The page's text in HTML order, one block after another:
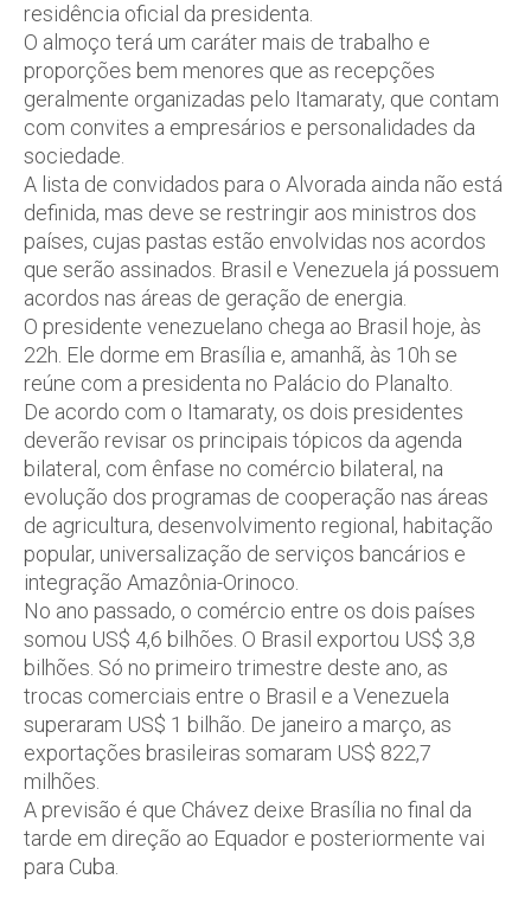
residência oficial da presidenta.
O almoço terá um caráter mais de trabalho e
proporções bem menores que as recepções
geralmente organizadas pelo Itamaraty, que contam
com convites a empresários e personalidades da
sociedade.
A lista de convidados para o Alvorada ainda não está
definida, mas deve se restringir aos ministros dos
países, cujas pastas estão envolvidas nos acordos
que serão assinados. Brasil e Venezuela já possuem
acordos nas áreas de geração de energia.
O presidente venezuelano chega ao Brasil hoje, às
22h. Ele dorme em Brasília e, amanhã, às 10h se
reúne com a presidenta no Palácio do Planalto.
De acordo com o Itamaraty, os dois presidentes
deverão revisar os principais tópicos da agenda
bilateral, com ênfase no comércio bilateral, na
evolução dos programas de cooperação nas áreas
de agricultura, desenvolvimento regional, habitação
popular, universalização de serviços bancários e
integração Amazônia-Orinoco.
No ano passado, o comércio entre os dois países
somou US$ 4,6 bilhões. O Brasil exportou US$ 3,8
bilhões. Só no primeiro trimestre deste ano, as
trocas comerciais entre o Brasil e a Venezuela
superaram US$ 1 bilhão. De janeiro a março, as
exportações brasileiras somaram US$ 822,7
milhões.
A previsão é que Chávez deixe Brasília no final da
tarde em direção ao Equador e posteriormente vai
para Cuba.